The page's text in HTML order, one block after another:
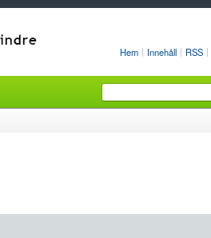
Hem Innehåll RSS